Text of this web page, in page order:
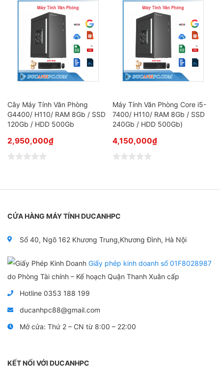
Cây Máy Tính Văn Phòng
G4400/ H110/ RAM 8Gb / SSD
120Gb / HDD 500Gb
2,950,000₫
c
p
h
g
5
s
o
Máy Tính Văn Phòng Core i5-
7400/ H110/ RAM 8Gb / SSD
240Gb / HDD 500Gb)
4,150,000₫
c
p
h
g
s
o
CỬA HÀNG MÁY TÍNH DUCANHPC
Số 40, Ngõ 162 Khương Trung,Khương Đình, Hà Nội
Giấy phép kinh doanh số 01F8028987
do Phòng Tài chính – Kế hoạch Quận Thanh Xuân cấp
Hotline 0353 188 199
ducanhpc88@gmail.com
Mở cửa: Thứ 2 – CN từ 8:00 – 22:00
KẾT NỐI VỚI DUCANHPC